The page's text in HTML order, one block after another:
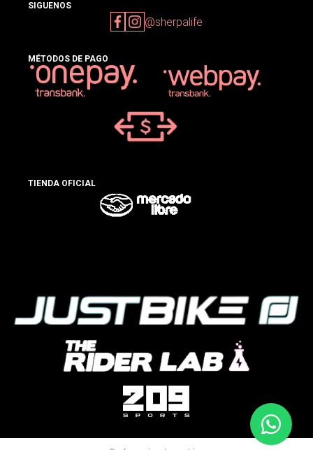
SIGUENOS
@sherpalife
MÉTODOS DE PAGO
TIENDA OFICIAL